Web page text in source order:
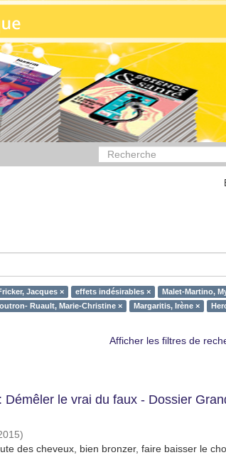
Jacques × effets indésirables ×
Malet-Martino,
Ruault, Marie-Christine × Margaritis, Irène ×
Afficher les filtres de
le vrai du faux - Dossier
)
des cheveux, bien bronzer, faire baisser le